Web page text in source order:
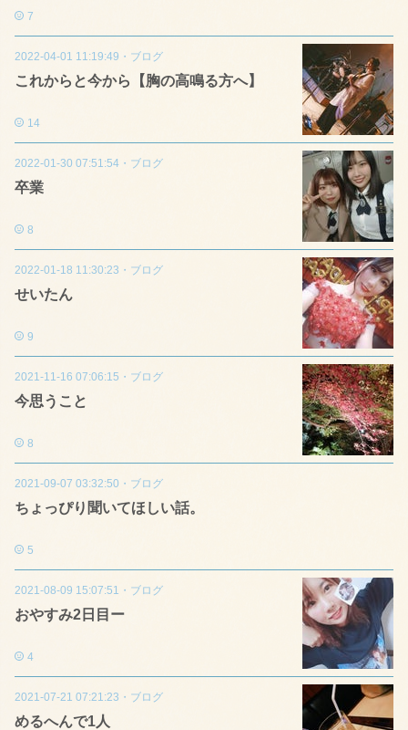
7
2022-04-01 11:19:49 ・ ブログ
これからと今から【胸の高鳴る方へ】
14
2022-01-30 07:51:54 ・ ブログ
卒業
8
2022-01-18 11:30:23 ・ ブログ
せいたん
9
2021-11-16 07:06:15 ・ ブログ
今思うこと
8
2021-09-07 03:32:50 ・ ブログ
ちょっぴり聞いてほしい話。
5
2021-08-09 15:07:51 ・ ブログ
おやすみ2日目ー
4
2021-07-21 07:21:23 ・ ブログ
めるへんで1人